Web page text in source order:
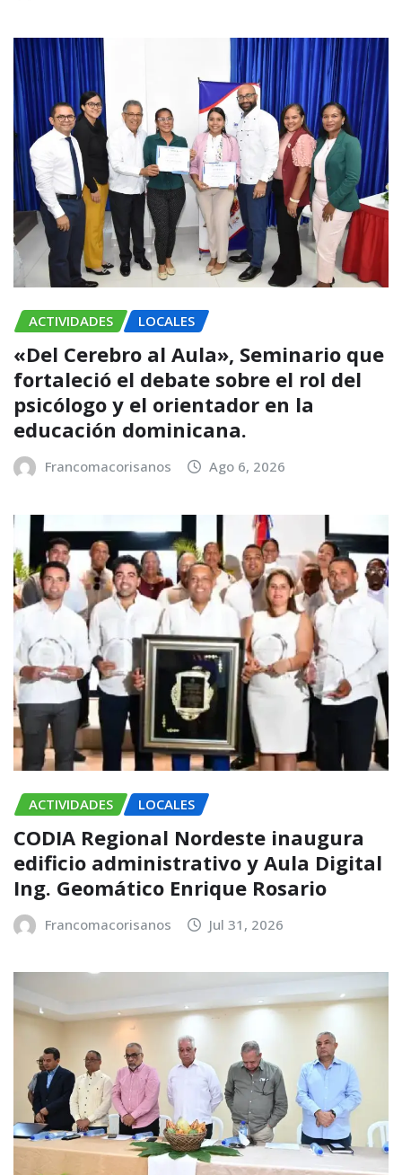
ACTIVIDADES LOCALES
«Del Cerebro al Aula», Seminario que
fortaleció el debate sobre el rol del
psicólogo y el orientador en la
educación dominicana.
Francomacorisanos Ago 6, 2026
ACTIVIDADES LOCALES
CODIA Regional Nordeste inaugura
edificio administrativo y Aula Digital
Ing. Geomático Enrique Rosario
Francomacorisanos Jul 31, 2026